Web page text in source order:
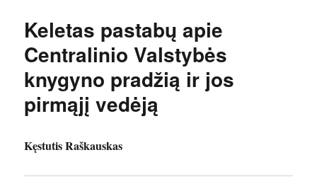
Keletas pastabų apie
Centralinio Valstybės
knygyno pradžią ir jos
pirmąjį vedėją
Kęstutis Raškauskas